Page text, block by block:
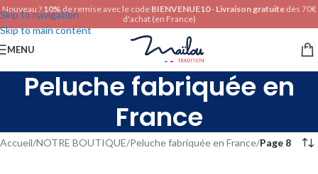
Skip to navigation
Skip to main content
Nouveau ? 10% de remise avec le code BIENVENUE10- Livraison gratuitedès 70€
d'achat (en France)
MENU
Peluche fabriquée en
France
Accueil/NOTRE BOUTIQUE/Peluche fabriquée en France/Page 8